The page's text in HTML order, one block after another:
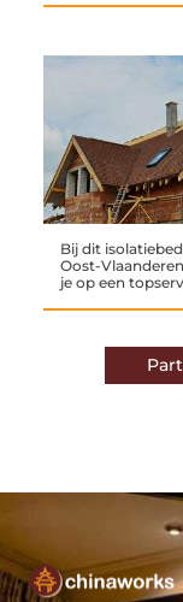
Bij dit
Oost-
je op een